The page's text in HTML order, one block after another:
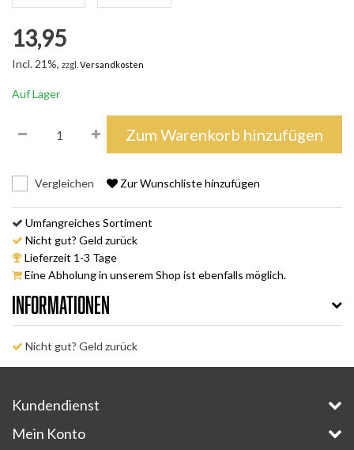
13,95
Incl. 21%, zzgl. Versandkosten
Auf Lager
Zum Warenkorb hinzufügen
Vergleichen Zur Wunschliste hinzufügen
Umfangreiches Sortiment
Nicht gut? Geld zurück
Lieferzeit 1-3 Tage
Eine Abholung in unserem Shop ist ebenfalls möglich.
Informationen
Nicht gut? Geld zurück
Kundendienst
Mein Konto